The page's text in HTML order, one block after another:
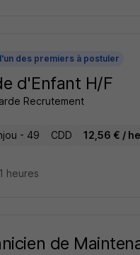
des premiers à postuler
d'Enfant H/F
Recrutement
- 49 CDD 12,56 € /
heures
de